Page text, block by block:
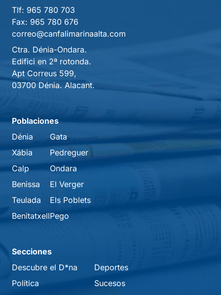
Tlf: 965 780 703
Fax: 965 780 676
correo@canfalimarinaalta.com
Ctra. Dénia-Ondara.
Edifici en 2ª rotonda.
Apt Correus 599,
03700 Dénia. Alacant.
Poblaciones
Dénia
Xábia
Calp
Benissa
Teulada
Benitatxell
Gata
Pedreguer
Ondara
El Verger
Els Poblets
Pego
Secciones
Descubre el D*na
Política
Deportes
Sucesos